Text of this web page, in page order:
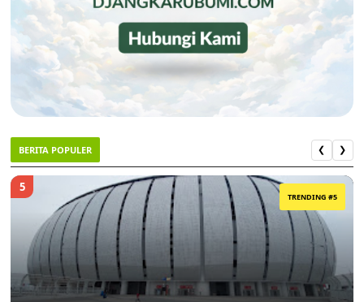
BERITA POPULER ❮ ❯
5
TRENDING #5